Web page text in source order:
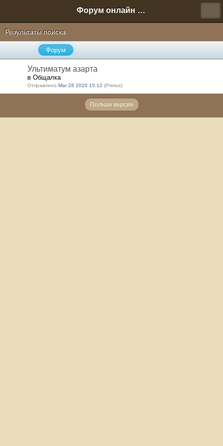
Форум онлайн игры "Новая Эра" (Нюра Биз)
Результаты поиска
Форум
Ультиматум азарта
в Общалка
Отправлено Mar 28 2020 15:12 (Primus)
Полная версия